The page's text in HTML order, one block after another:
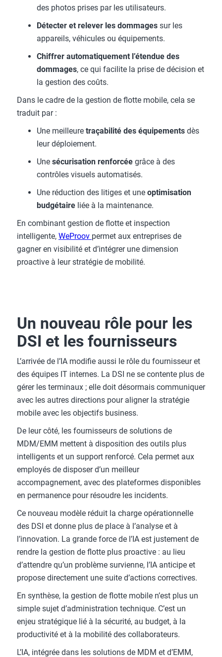
des photos prises par les utilisateurs.
Détecter et relever les dommages sur les
appareils, véhicules ou équipements.
Chiffrer automatiquement l’étendue des
dommages, ce qui facilite la prise de décision et
la gestion des coûts.
Dans le cadre de la gestion de flotte mobile, cela se
traduit par :
Une meilleure traçabilité des équipements dès
leur déploiement.
Une sécurisation renforcée grâce à des
contrôles visuels automatisés.
Une réduction des litiges et une optimisation
budgétaire liée à la maintenance.
En combinant gestion de flotte et inspection
intelligente, WeProov permet aux entreprises de
gagner en visibilité et d’intégrer une dimension
proactive à leur stratégie de mobilité.
Un nouveau rôle pour les
DSI et les fournisseurs
L’arrivée de l’IA modifie aussi le rôle du fournisseur et
des équipes IT internes. La DSI ne se contente plus de
gérer les terminaux ; elle doit désormais communiquer
avec les autres directions pour aligner la stratégie
mobile avec les objectifs business.
De leur côté, les fournisseurs de solutions de
MDM/EMM mettent à disposition des outils plus
intelligents et un support renforcé. Cela permet aux
employés de disposer d’un meilleur
accompagnement, avec des plateformes disponibles
en permanence pour résoudre les incidents.
Ce nouveau modèle réduit la charge opérationnelle
des DSI et donne plus de place à l’analyse et à
l’innovation. La grande force de l’IA est justement de
rendre la gestion de flotte plus proactive : au lieu
d’attendre qu’un problème survienne, l’IA anticipe et
propose directement une suite d’actions correctives.
En synthèse, la gestion de flotte mobile n’est plus un
simple sujet d’administration technique. C’est un
enjeu stratégique lié à la sécurité, au budget, à la
productivité et à la mobilité des collaborateurs.
L’IA, intégrée dans les solutions de MDM et d’EMM,